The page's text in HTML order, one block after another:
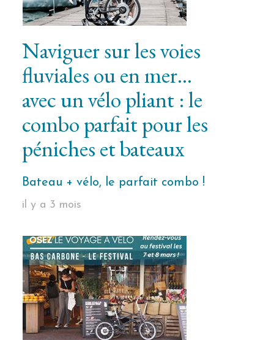
Naviguer sur les voies
fluviales ou en mer…
avec un vélo pliant : le
combo parfait pour les
péniches et bateaux
Bateau + vélo, le parfait combo !
il y a 3 mois